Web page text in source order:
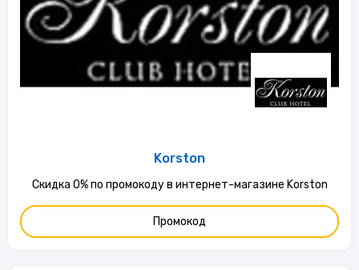
Korston
Скидка 0% по промокоду в интернет-магазине Korston
Промокод